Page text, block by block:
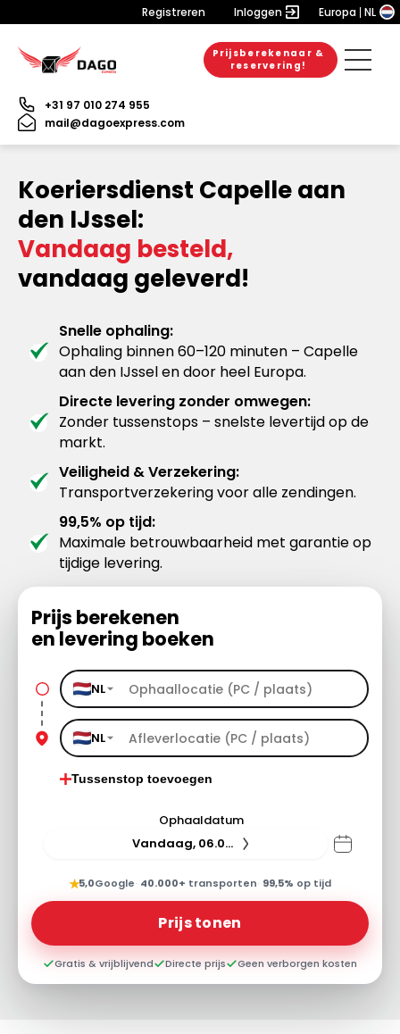
Registreren Inloggen Europa NL
Prijsberekenaar &
reservering!
+31 97 010 274 955
mail@dagoexpress.com
Koeriersdienst Capelle aan
den IJssel:
Vandaag besteld,
vandaag geleverd!
Snelle ophaling:
Ophaling binnen 60–120 minuten – Capelle
aan den IJssel en door heel Europa.
Directe levering zonder omwegen:
Zonder tussenstops – snelste levertijd op de
markt.
Veiligheid & Verzekering:
Transportverzekering voor alle zendingen.
99,5% op tijd:
Maximale betrouwbaarheid met garantie op
tijdige levering.
Prijs berekenen
en levering boeken
NL
NL
Tussenstop toevoegen
Ophaaldatum
Vandaag, 06.08.26
★5,0Google· 40.000+ transporten· 99,5% op tijd
Prijs tonen
Gratis & vrijblijvend Directe prijs Geen verborgen kosten